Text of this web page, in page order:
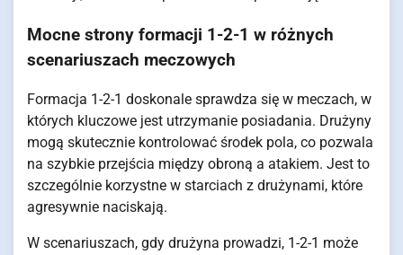
Mocne strony formacji 1-2-1 w różnych
scenariuszach meczowych
Formacja 1-2-1 doskonale sprawdza się w meczach, w
których kluczowe jest utrzymanie posiadania. Drużyny
mogą skutecznie kontrolować środek pola, co pozwala
na szybkie przejścia między obroną a atakiem. Jest to
szczególnie korzystne w starciach z drużynami, które
agresywnie naciskają.
W scenariuszach, gdy drużyna prowadzi, 1-2-1 może